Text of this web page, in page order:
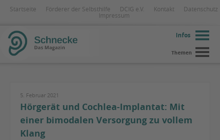
Startseite Förderer der Selbsthilfe DCIG e.V. Kontakt
Datenschutz
Impressum
Infos
Themen
5. Februar 2021
Hörgerät und Cochlea-Implantat: Mit
einer bimodalen Versorgung zu vollem
Klang